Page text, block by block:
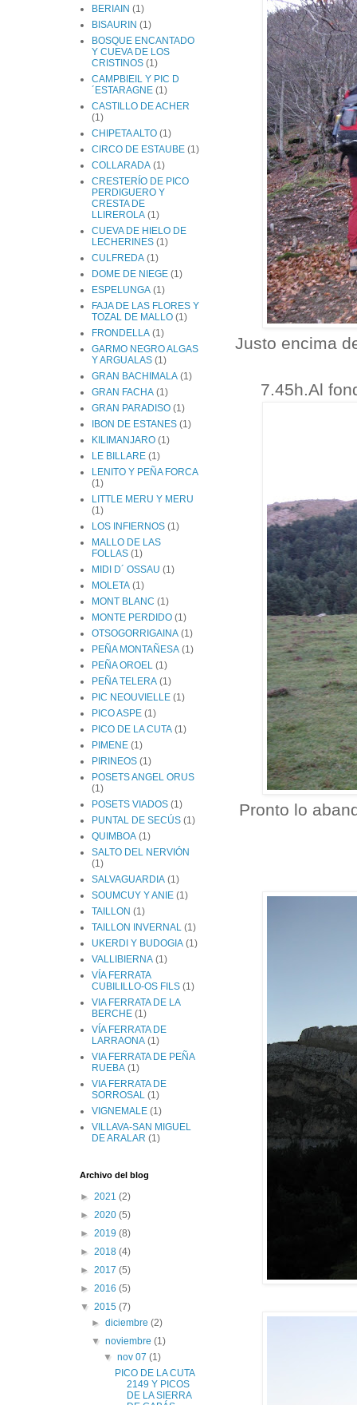
Justo encima
7.45h.Al
Pronto lo
BERIAIN (1)
BISAURIN (1)
BOSQUE ENCANTADO
Y CUEVA DE LOS
CRISTINOS (1)
CAMPBIEIL Y PIC D
´ESTARAGNE (1)
CASTILLO DE ACHER
(1)
CHIPETA ALTO (1)
CIRCO DE ESTAUBE (1)
COLLARADA (1)
CRESTERÍO DE PICO
PERDIGUERO Y
CRESTA DE
LLIREROLA (1)
CUEVA DE HIELO DE
LECHERINES (1)
CULFREDA (1)
DOME DE NIEGE (1)
ESPELUNGA (1)
FAJA DE LAS FLORES Y
TOZAL DE MALLO (1)
FRONDELLA (1)
GARMO NEGRO ALGAS
Y ARGUALAS (1)
GRAN BACHIMALA (1)
GRAN FACHA (1)
GRAN PARADISO (1)
IBON DE ESTANES (1)
KILIMANJARO (1)
LE BILLARE (1)
LENITO Y PEÑA FORCA
(1)
LITTLE MERU Y MERU
(1)
LOS INFIERNOS (1)
MALLO DE LAS
FOLLAS (1)
MIDI D´ OSSAU (1)
MOLETA (1)
MONT BLANC (1)
MONTE PERDIDO (1)
OTSOGORRIGAINA (1)
PEÑA MONTAÑESA (1)
PEÑA OROEL (1)
PEÑA TELERA (1)
PIC NEOUVIELLE (1)
PICO ASPE (1)
PICO DE LA CUTA (1)
PIMENE (1)
PIRINEOS (1)
POSETS ANGEL ORUS
(1)
POSETS VIADOS (1)
PUNTAL DE SECÚS (1)
QUIMBOA (1)
SALTO DEL NERVIÓN
(1)
SALVAGUARDIA (1)
SOUMCUY Y ANIE (1)
TAILLON (1)
TAILLON INVERNAL (1)
UKERDI Y BUDOGIA (1)
VALLIBIERNA (1)
VÍA FERRATA
CUBILILLO-OS FILS (1)
VIA FERRATA DE LA
BERCHE (1)
VÍA FERRATA DE
LARRAONA (1)
VIA FERRATA DE PEÑA
RUEBA (1)
VIA FERRATA DE
SORROSAL (1)
VIGNEMALE (1)
VILLAVA-SAN MIGUEL
DE ARALAR (1)
Archivo del blog
► 2021 (2)
► 2020 (5)
► 2019 (8)
► 2018 (4)
► 2017 (5)
► 2016 (5)
▼ 2015 (7)
►diciembre(2)
▼noviembre(1)
▼ nov 07 (1)
PICO DE LA CUTA
2149 Y PICOS
DE LA SIERRA